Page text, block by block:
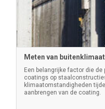
Pelican koffers
inspectiekits
Meten van buitenklimaat
Een belangrijke factor die
coatings op
klimaatomstandigheden
aanbrengen van de coating.